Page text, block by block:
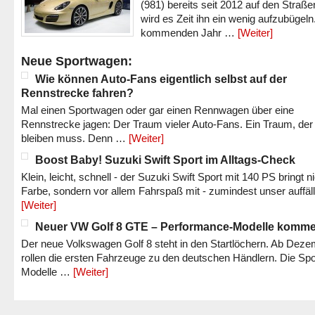
(981) bereits seit 2012 auf den
wird es Zeit ihn ein wenig
kommenden Jahr … [Weiter]
Neue Sportwagen:
Wie können Auto-Fans eigentlich selbst auf der
Rennstrecke fahren?
Mal einen Sportwagen oder gar einen Rennwagen über eine
Rennstrecke jagen: Der Traum vieler Auto-Fans. Ein Traum,
bleiben muss. Denn … [Weiter]
Boost Baby! Suzuki Swift Sport im Alltags-Check
Klein, leicht, schnell - der Suzuki Swift Sport mit 140 PS bringt
Farbe, sondern vor allem Fahrspaß mit - zumindest unser
[Weiter]
Neuer VW Golf 8 GTE – Performance-Modelle
Der neue Volkswagen Golf 8 steht in den Startlöchern. Ab
rollen die ersten Fahrzeuge zu den deutschen Händlern. Die
Modelle … [Weiter]